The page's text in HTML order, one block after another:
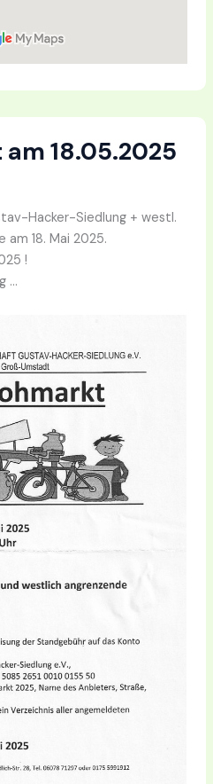
18.05.2025
Hacker-Siedlung + westl.
18. Mai 2025.
!
…